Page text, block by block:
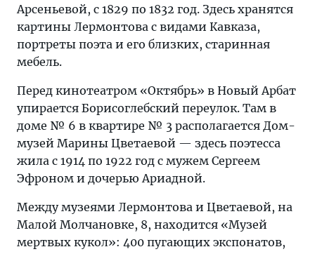
Арсеньевой, с 1829 по 1832 год. Здесь хранятся
картины Лермонтова с видами Кавказа,
портреты поэта и его близких, старинная
мебель.
Перед кинотеатром «Октябрь» в Новый Арбат
упирается Борисоглебский переулок. Там в
доме № 6 в квартире № 3 располагается Дом-
музей Марины Цветаевой — здесь поэтесса
жила с 1914 по 1922 год с мужем Сергеем
Эфроном и дочерью Ариадной.
Между музеями Лермонтова и Цветаевой, на
Малой Молчановке, 8, находится «Музей
мертвых кукол»: 400 пугающих экспонатов,